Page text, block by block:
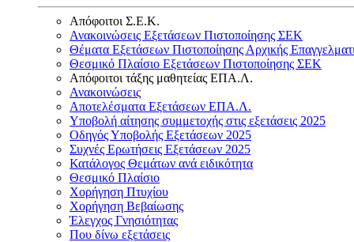
Απόφοιτοι Σ.Ε.Κ.
Ανακοινώσεις Εξετάσεων Πιστοποίησης ΣΕΚ
Θέματα Εξετάσεων Πιστοποίησης Αρχικής
Θεσμικό Πλαίσιο Εξετάσεων Πιστοποίησης ΣΕΚ
Απόφοιτοι τάξης μαθητείας ΕΠΑ.Λ.
Ανακοινώσεις
Αποτελέσματα Εξετάσεων ΕΠΑ.Λ.
Υποβολή αίτησης συμμετοχής στις εξετάσεις 2025
Οδηγός Υποβολής Εξετάσεων 2025
Συχνές Ερωτήσεις Εξετάσεων 2025
Κατάλογος Θεμάτων ανά ειδικότητα
Θεσμικό Πλαίσιο
Χορήγηση Πτυχίου
Χορήγηση Βεβαίωσης
Έλεγχος Γνησιότητας
Που δίνω εξετάσεις